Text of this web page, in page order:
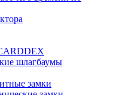
шлагбаумы
замки